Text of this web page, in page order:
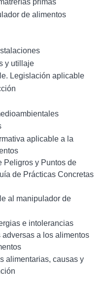
primas
de alimentos
y utillaje
Legislación aplicable
aplicable a la
Peligros y Puntos de
de Prácticas Concretas
al manipulador de
e intolerancias
a los alimentos
alimentarias, causas y